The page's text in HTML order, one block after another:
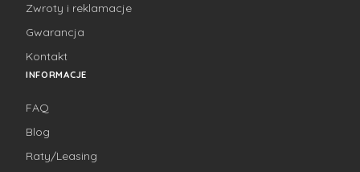
Zwroty i reklamacje
Gwarancja
Kontakt
INFORMACJE
FAQ
Blog
Raty/Leasing